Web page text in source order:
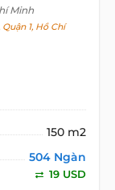
Minh
1, Hồ Chí
150 m2
504 Ngàn
19 USD